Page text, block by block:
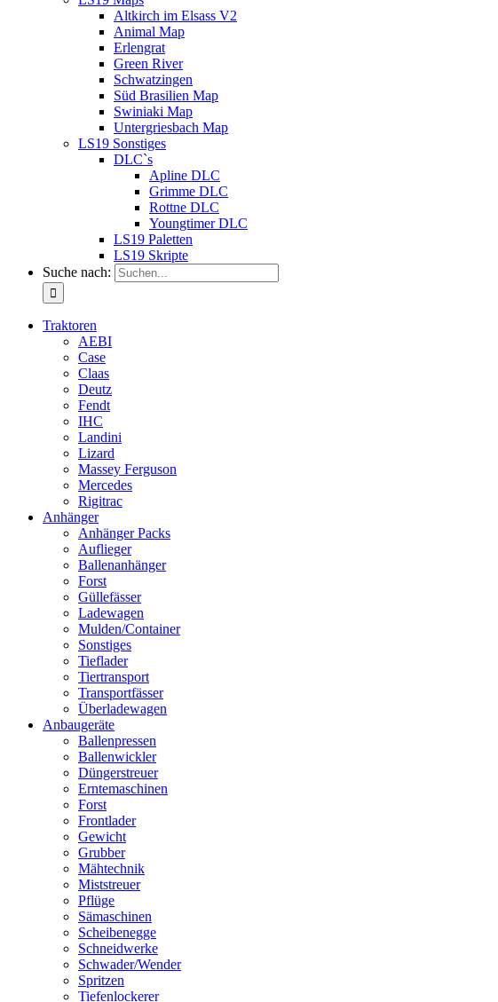
Altkirch im Elsass V2
Animal Map
Erlengrat
Green River
Schwatzingen
Süd Brasilien Map
Swiniaki Map
Untergriesbach Map
LS19 Sonstiges
DLC`s
Apline DLC
Grimme DLC
Rottne DLC
Youngtimer DLC
LS19 Paletten
LS19 Skripte
Suche nach:
Traktoren
AEBI
Case
Claas
Deutz
Fendt
IHC
Landini
Lizard
Massey Ferguson
Mercedes
Rigitrac
Anhänger
Anhänger Packs
Auflieger
Ballenanhänger
Forst
Güllefässer
Ladewagen
Mulden/Container
Sonstiges
Tieflader
Tiertransport
Transportfässer
Überladewagen
Anbaugeräte
Ballenpressen
Ballenwickler
Düngerstreuer
Erntemaschinen
Forst
Frontlader
Gewicht
Grubber
Mähtechnik
Miststreuer
Pflüge
Sämaschinen
Scheibenegge
Schneidwerke
Schwader/Wender
Spritzen
Tiefenlockerer